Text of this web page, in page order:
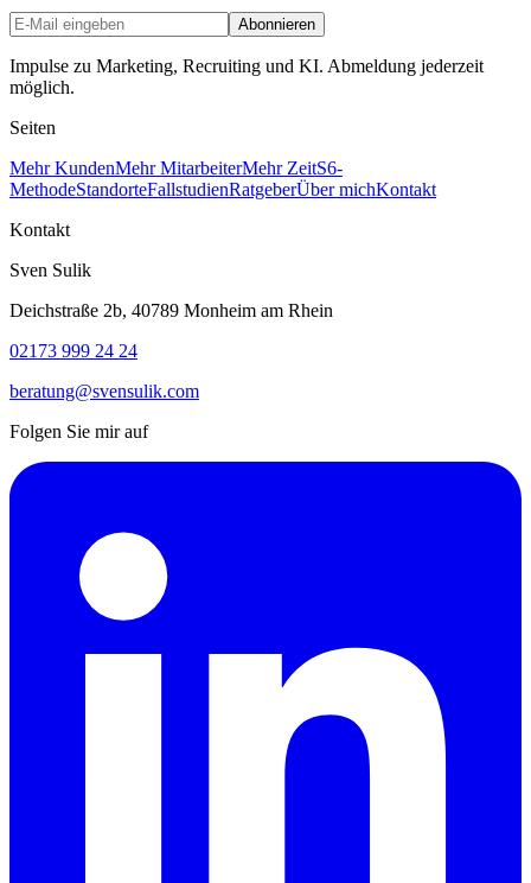
Abonnieren
Impulse zu Marketing, Recruiting und KI. Abmeldung jederzeit
möglich.
Seiten
Mehr KundenMehr MitarbeiterMehr ZeitS6-
MethodeStandorteFallstudienRatgeberÜber michKontakt
Kontakt
Sven Sulik
Deichstraße 2b, 40789 Monheim am Rhein
02173 999 24 24
beratung@svensulik.com
Folgen Sie mir auf